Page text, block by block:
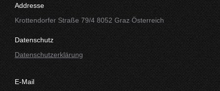
Addresse
Krottendorfer Straße 79/4 8052 Graz Österreich
Datenschutz
Datenschutzerklärung
E-Mail